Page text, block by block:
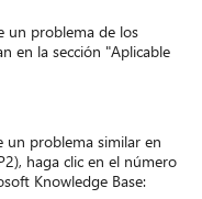
un problema de los
en la sección "Aplicable
un problema similar en
haga clic en el número
Knowledge Base: